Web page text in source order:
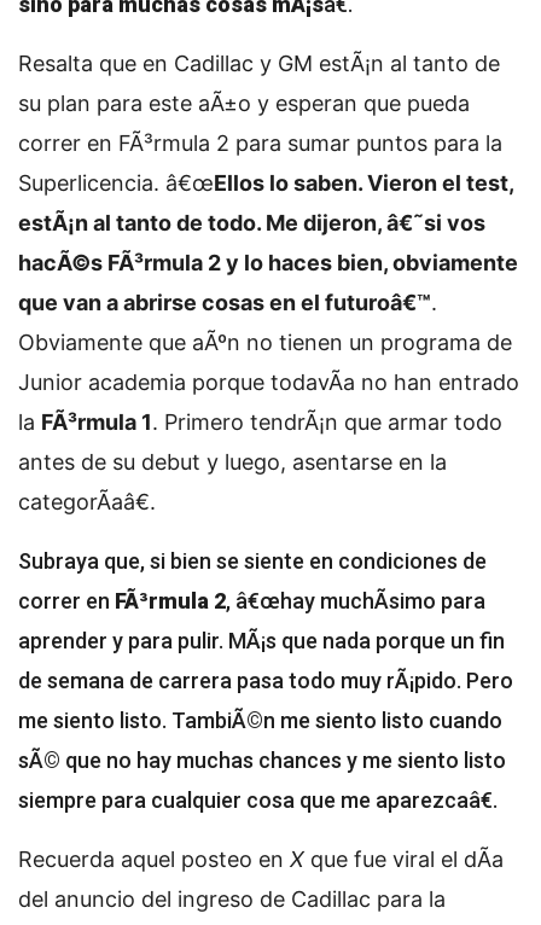
Resalta que en Cadillac y GM estÃ¡n al tanto de
su plan para este aÃ±o y esperan que pueda
correr en FÃ³rmula 2 para sumar puntos para la
Superlicencia. â€œEllos lo saben. Vieron el test,
estÃ¡n al tanto de todo. Me dijeron, â€˜si vos
hacÃ©s FÃ³rmula 2 y lo haces bien, obviamente
que van a abrirse cosas en el futuroâ€™.
Obviamente que aÃºn no tienen un programa de
Junior academia porque todavÃ­a no han entrado
la FÃ³rmula 1. Primero tendrÃ¡n que armar todo
antes de su debut y luego, asentarse en la
categorÃ­aâ€.
Subraya que,si bien se siente en condiciones de
correr en FÃ³rmula 2, â€œhay muchÃ­simo para
aprender y para pulir. MÃ¡s que nada porque un fin
de semana de carrera pasa todo muy rÃ¡pido. Pero
me siento listo. TambiÃ©n me siento listo cuando
sÃ© que no hay muchas chances y me siento listo
siempre para cualquier cosa que me aparezcaâ€.
Recuerda aquel posteo en X que fue viral el dÃ­a
del anuncio del ingreso de Cadillac para la